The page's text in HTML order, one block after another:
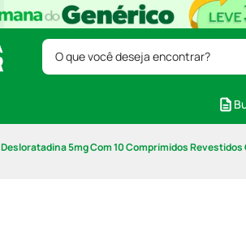
O que você deseja encontrar?
Desloratadina 5mg Com 10 Comprimidos